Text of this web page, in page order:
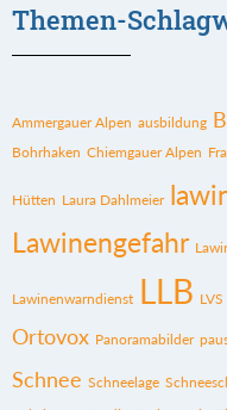
Themen-
Ammergauer Alpen ausbildung
Bohrhaken Chiemgauer Alpen
Hütten Laura Dahlmeier
Lawinengefahr
Lawinenwarndienst LLB LVS
Ortovox Panoramabilder
Schnee Schneelage